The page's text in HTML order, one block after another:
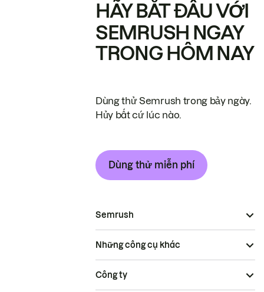
HÃY BẮT ĐẦU VỚI
SEMRUSH NGAY
TRONG HÔM NAY
Dùng thử Semrush trong bảy ngày.
Hủy bất cứ lúc nào.
Dùng thử miễn phí
Semrush
Những công cụ khác
Công ty